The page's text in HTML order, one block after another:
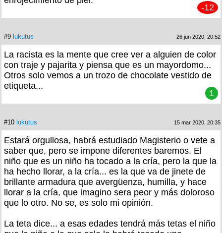
-12
#9 lukutus 26 jun 2020, 20:52
La racista es la mente que cree ver a alguien de color
con traje y pajarita y piensa que es un mayordomo...
Otros solo vemos a un trozo de chocolate vestido de
etiqueta...
1
#10 lukutus 15 mar 2020, 20:35
Estará orgullosa, habrá estudiado Magisterio o vete a
saber que, pero se impone diferentes baremos. El
niño que es un niño ha tocado a la cría, pero la que la
ha hecho llorar, a la cría... es la que va de jinete de
brillante armadura que avergüenza, humilla, y hace
llorar a la cría, que imagino sera peor y más doloroso
que lo otro. No se, es solo mi opinión.
La teta dice... a esas edades tendrá más tetas el niño